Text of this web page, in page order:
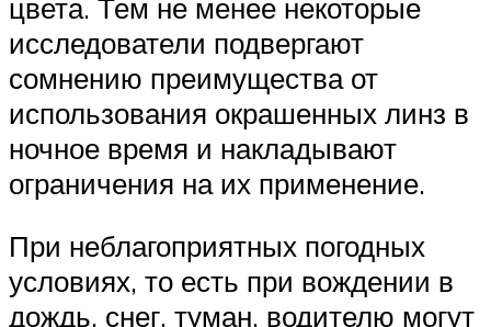
цвета. Тем не менее некоторые
исследователи подвергают
сомнению преимущества от
использования окрашенных линз в
ночное время и накладывают
ограничения на их применение.
При неблагоприятных погодных
условиях, то есть при вождении в
дождь, снег, туман, водителю могут